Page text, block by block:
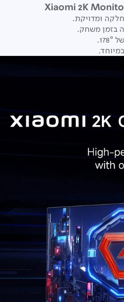
ומדויקת.
בזמן משחק.
.
.